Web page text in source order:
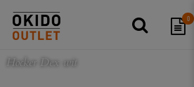
0
Hocker Dex wit